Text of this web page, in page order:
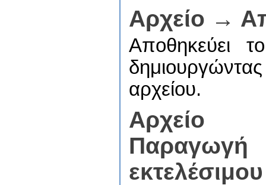
Αρχείο →
Αποθηκεύει
αρχείου.
Παραγωγή
εκτελέσιμου